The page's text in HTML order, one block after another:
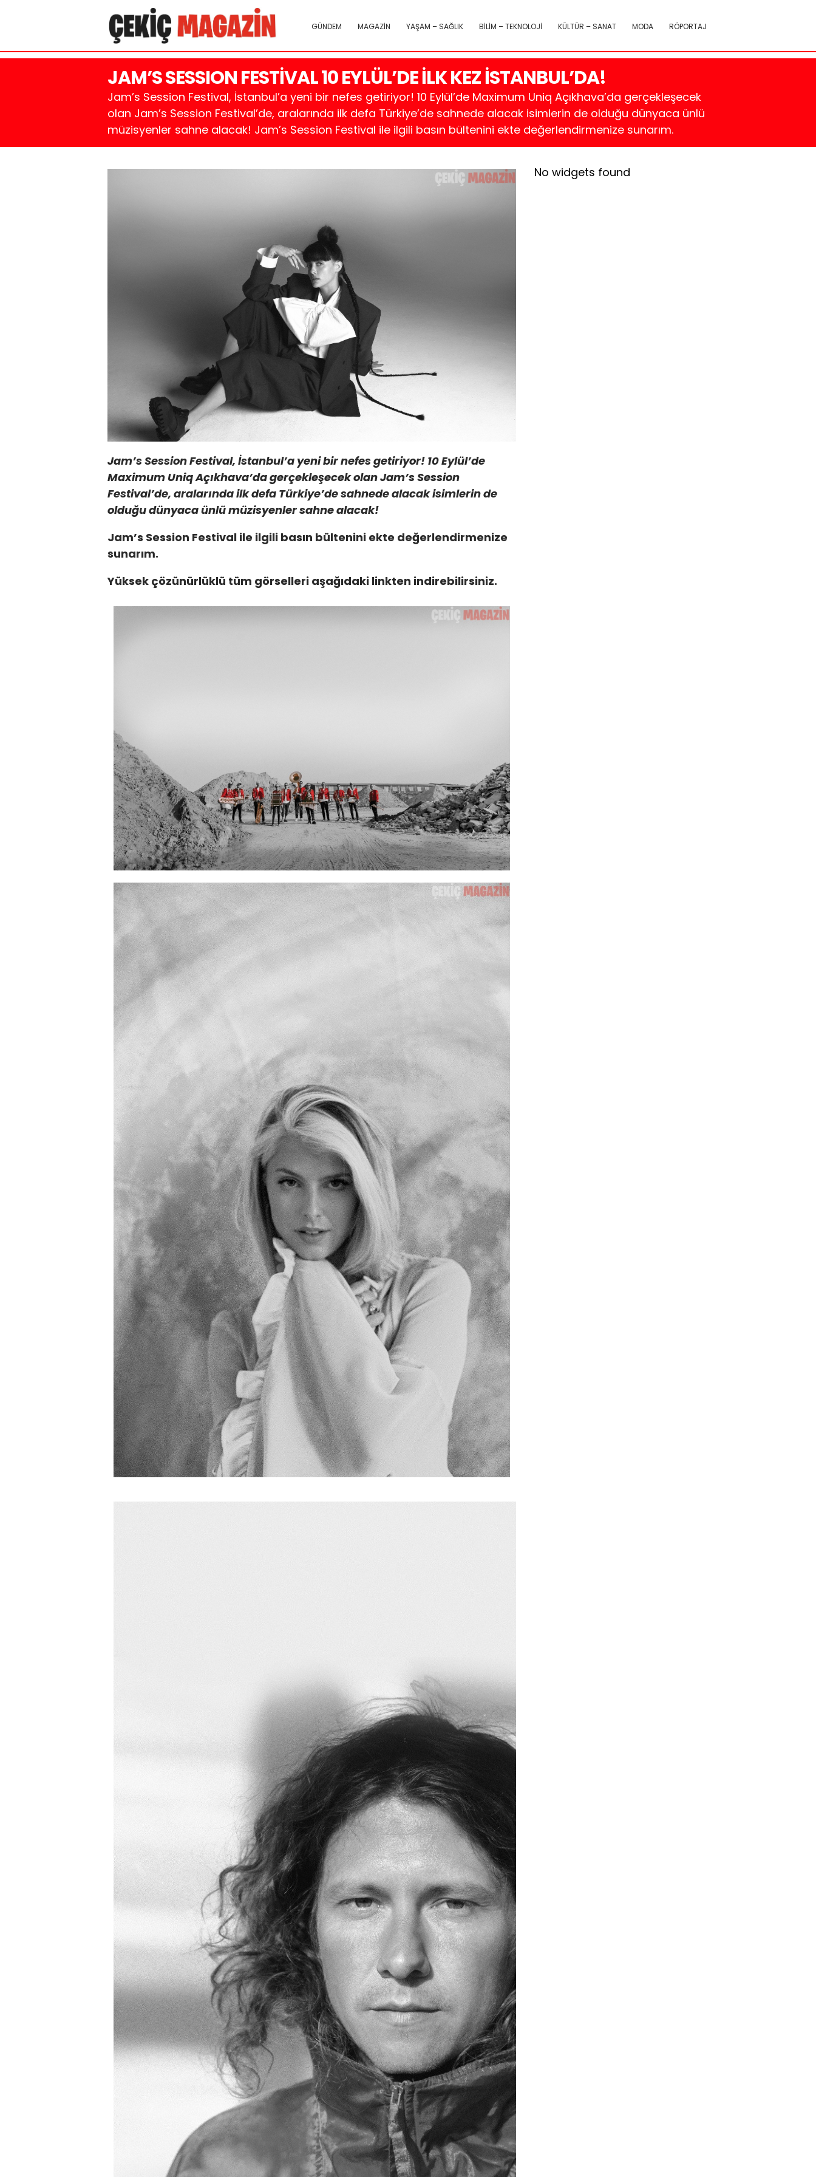
GÜNDEM MAGAZİN YAŞAM – SAĞLIK BİLİM – TEKNOLOJİ KÜLTÜR – SANAT MODA RÖPORTAJ
JAM’S SESSION FESTİVAL 10 EYLÜL’DE İLK KEZ İSTANBUL’DA!
Jam’s Session Festival, İstanbul’a yeni bir nefes getiriyor! 10 Eylül’de Maximum Uniq Açıkhava’da gerçekleşecek
olan Jam’s Session Festival’de, aralarında ilk defa Türkiye’de sahnede alacak isimlerin de olduğu dünyaca ünlü
müzisyenler sahne alacak! Jam’s Session Festival ile ilgili basın bültenini ekte değerlendirmenize sunarım.
Jam’s Session Festival, İstanbul’a yeni bir nefes getiriyor! 10 Eylül’de
Maximum Uniq Açıkhava’da gerçekleşecek olan Jam’s Session
Festival’de, aralarında ilk defa Türkiye’de sahnede alacak isimlerin de
olduğu dünyaca ünlü müzisyenler sahne alacak!
Jam’s Session Festival ile ilgili basın bültenini ekte değerlendirmenize
sunarım.
Yüksek çözünürlüklü tüm görselleri aşağıdaki linkten indirebilirsiniz.
No widgets found